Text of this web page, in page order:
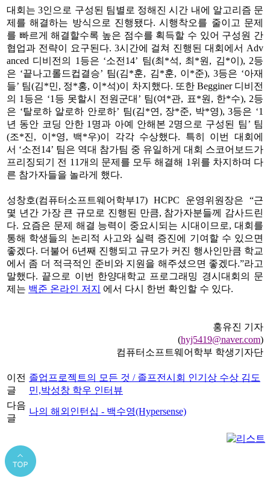
대회는3인으로 구성된 팀별로 정해진 시간 내에 알고리즘 문
제를 해결하는 방식으로 진행됐다.시행착오를 줄이고 문제
를 빠르게 해결할수록 높은 점수를 획득할 수 있어 구성원 간
협업과 전략이 요구된다. 3시간에 걸쳐 진행된 대회에서 Adv
anced 디비전의 1 등은 ‘소전 14’ 팀(최 *석, 최 *원 , 김*이 ), 2등
은 ‘끝나고롤드컵결승’ 팀(김*훈, 김*훈, 이 *준), 3등은 ‘아재
들’ 팀(김*민, 정*홍, 이 *석)이 차지했다. 또한 Begginer 디비전
의 1 등은 ‘1 등 못할시 전원군대 ’ 팀(여 *관, 표*원 , 한*수), 2등
은 ‘탈로하 알로하 안로하’ 팀(김*연 , 장*준, 박*영), 3등은 ‘1
년 동안 코딩 안한 1 명과 아예 안해본 2명으로 구성된 팀’ 팀
(조*진, 이 *영, 백*우)이 각각 수상했다. 특히 이번 대회에
서 ‘소전 14’ 팀은 역대 참가팀 중 유일하게 대회 스코어보드가
프리징되기 전 11개의 문제를 모두 해결해 1 위를 차지하며 다
른 참가자들을 놀라게 했다.
성창호(컴퓨터소프트웨어학부17) HCPC 운영위원장은 “근
몇 년간 가장 큰 규모로 진행된 만큼, 참가자분들께 감사드린
다. 요즘은 문제 해결 능력이 중요시되는 시대이므로,대회를
통해 학생들의 논리적 사고와 실력 증진에 기여할 수 있으면
좋겠다. 더불어 6년째 진행되고 규모가 커진 행사인만큼 학교
에서 좀 더 적극적인 준비와 지원을 해주셨으면 좋겠다.”라고
말했다. 끝으로 이번 한양대학교 프로그래밍 경시대회의 문
제는 백준 온라인 저지 에서 다시 한번 확인할 수 있다.
홍유진 기자
(hyj5419@naver.com)
컴퓨터소프트웨어학부 학생기자단
이전
글
졸업프로젝트의 모든 것 / 졸프전시회 인기상 수상 김도
민,박성창 학우 인터뷰
다음
글
나의 해외인턴십 - 백수영(Hypersense)